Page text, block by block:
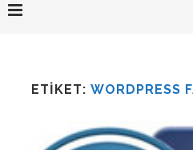
ETIKET: WORDPRESS